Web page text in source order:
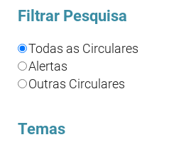
Filtrar Pesquisa
Todas as Circulares
Alertas
Outras Circulares
Temas